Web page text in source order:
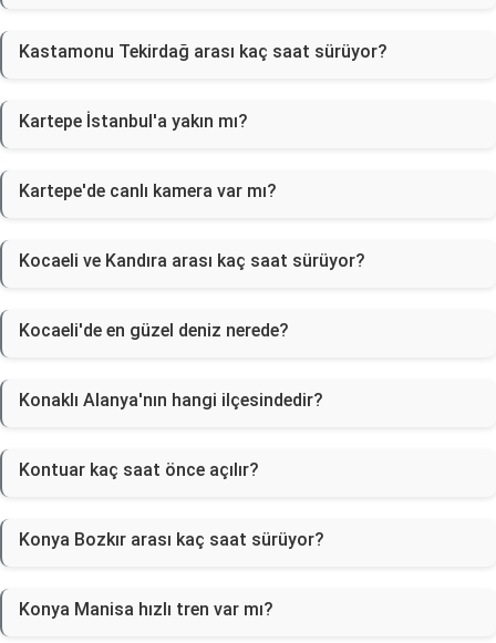
Kastamonu Tekirdağ arası kaç saat sürüyor?
Kartepe İstanbul'a yakın mı?
Kartepe'de canlı kamera var mı?
Kocaeli ve Kandıra arası kaç saat sürüyor?
Kocaeli'de en güzel deniz nerede?
Konaklı Alanya'nın hangi ilçesindedir?
Kontuar kaç saat önce açılır?
Konya Bozkır arası kaç saat sürüyor?
Konya Manisa hızlı tren var mı?